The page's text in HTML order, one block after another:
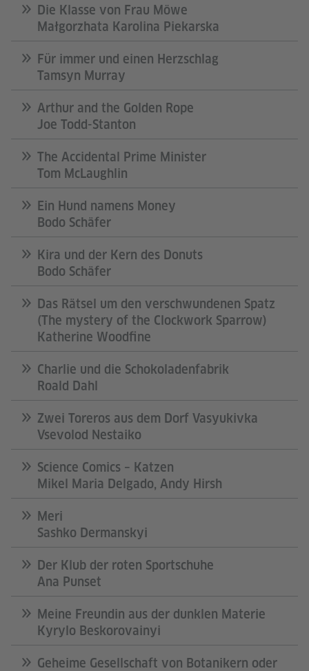
Die Klasse von Frau Möwe
Małgorzhata Karolina Piekarska
Für immer und einen Herzschlag
Tamsyn Murray
Arthur and the Golden Rope
Joe Todd-Stanton
The Accidental Prime Minister
Tom McLaughlin
Ein Hund namens Money
Bodo Schäfer
Kira und der Kern des Donuts
Bodo Schäfer
Das Rätsel um den verschwundenen Spatz
(The mystery of the Clockwork Sparrow)
Katherine Woodfine
Charlie und die Schokoladenfabrik
Roald Dahl
Zwei Toreros aus dem Dorf Vasyukivka
Vsevolod Nestaiko
Science Comics – Katzen
Mikel Maria Delgado, Andy Hirsh
Meri
Sashko Dermanskyi
Der Klub der roten Sportschuhe
Ana Punset
Meine Freundin aus der dunklen Materie
Kyrylo Beskorovainyi
Geheime Gesellschaft von Botanikern oder